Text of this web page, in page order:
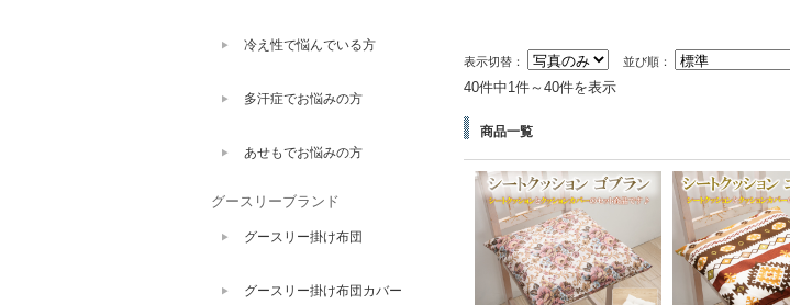
表示切替： 並び順：
40件中1件～40件を表示
商品一覧
冷え性で悩んでいる方
多汗症でお悩みの方
あせもでお悩みの方
グースリーブランド
グースリー掛け布団
グースリー掛け布団カバー